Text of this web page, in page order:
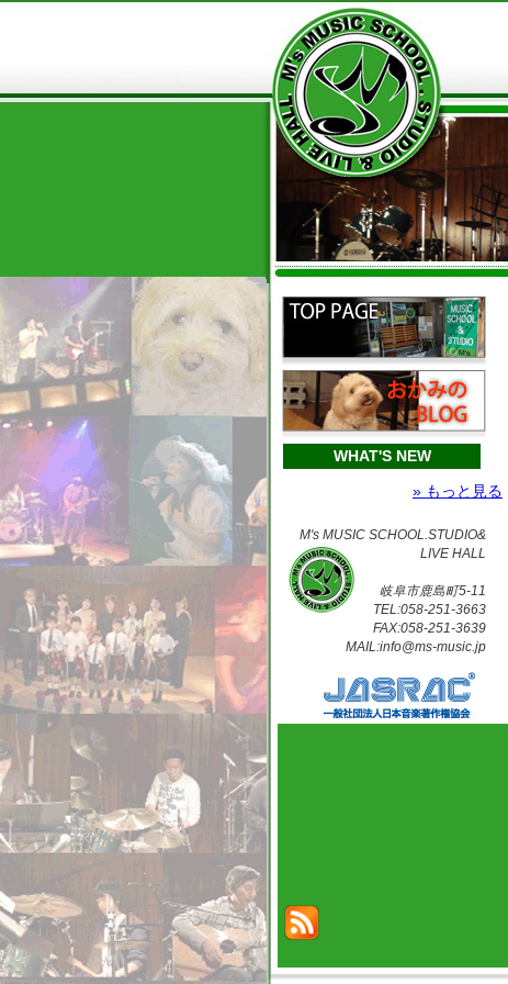
WHAT'S NEW
» もっと見る
M's MUSIC SCHOOL.STUDIO&
LIVE HALL
岐阜市鹿島町5-11
TEL:058-251-3663
FAX:058-251-3639
MAIL:info@ms-music.jp